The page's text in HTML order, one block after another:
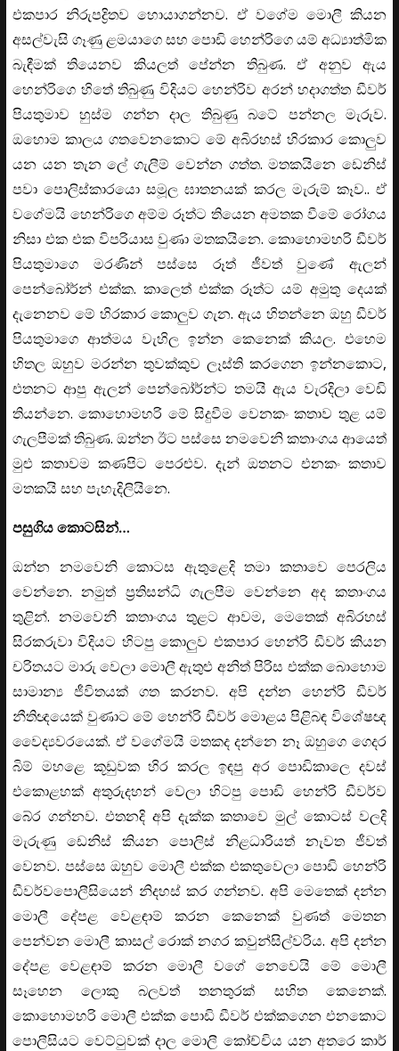
එකපාර නිරුපද්‍රිතව හොයාගන්නව. ඒ වගේම මොලී කියන
අසල්වැසි ගෑණු ළමයාගෙ සහ පොඩි හෙන්රිගෙ යම් අධ්‍යාත්මික
බැඳීමක් තියෙනව කියලත් පේන්න තිබුණ. ඒ අනුව ඇය
හෙන්රිගෙ හිතේ තිබුණු විදියට හෙන්රිව අරන් හදාගත්ත ඩීවර්
පියතුමාව හුස්ම ගන්න දාල තිබුණු බටේ පන්නල මැරුව.
ඔහොම කාලය ගතවෙනකොට මේ අබිරහස් හිරකාර කොලුව
යන යන තැන ලේ ගැලීම් වෙන්න ගත්ත. මතකයිනෙ ඩෙනිස්
පවා පොලිස්කාරයො සමූල ඝාතනයක් කරල මැරුම් කෑව.. ඒ
වගේමයි හෙන්රිගෙ අම්ම රූත්ට තියෙන අමතක වීමේ රෝගය
නිසා එක එක විපරියාස වුණා මතකයිනෙ. කොහොමහරි ඩීවර්
පියතුමාගෙ මරණින් පස්සෙ රූත් ජීවත් වුණේ ඇලන්
පෙන්බෝර්න් එක්ක. කාලෙත් එක්ක රූත්ට යම් අමුතු දෙයක්
දැනෙනව මේ හිරකාර කොලුව ගැන. ඇය හිතන්නෙ ඔහු ඩීවර්
පියතුමාගෙ ආත්මය වැහිල ඉන්න කෙනෙක් කියල. එහෙම
හිතල ඔහුව මරන්න තුවක්කුව ලෑස්ති කරගෙන ඉන්නකොට,
එතනට ආපු ඇලන් පෙන්බෝර්න්ට තමයි ඇය වැරදිලා වෙඩි
තියන්නෙ. කොහොමහරි මේ සිදුවීම වෙනකං කතාව තුළ යම්
ගැලපීමක් තිබුණ. ඔන්න ඊට පස්සෙ නමවෙනි කතාංගය ආයෙත්
මුළු කතාවම කණපිට පෙරළුව. දැන් ඔතනට එනකං කතාව
මතකයි සහ පැහැදිලියිනෙ.
පසුගිය කොටසින්…
ඔන්න නමවෙනි කොටස ඇතුළෙදි තමා කතාවෙ පෙරලිය
වෙන්නෙ. නමුත් ප්‍රතිසන්ධි ගැලපීම වෙන්නෙ අද කතාංගය
තුළින්. නමවෙනි කතාංගය තුළට ආවම, මෙතෙක් අබිරහස්
සිරකරුවා විදියට හිටපු කොලුව එකපාර හෙන්රි ඩීවර් කියන
චරිතයට මාරු වෙලා මොලී ඇතුළු අනිත් පිරිස එක්ක බොහොම
සාමාන්‍ය ජීවිතයක් ගත කරනව. අපි දන්න හෙන්රි ඩීවර්
නීතිඥයෙක් වුණාට මේ හෙන්රි ඩීවර් මොළය පිළිබඳ විශේෂඥ
වෛද්‍යවරයෙක්. ඒ වගේමයි මතකද දන්නෙ නෑ ඔහුගෙ ගෙදර
බිම් මහළෙ කූඩුවක හිර කරල ඉඳපු අර පොඩිකාලෙ දවස්
එකොළහක් අතුරුදහන් වෙලා හිටපු පොඩි හෙන්රි ඩීවර්ව
බේර ගන්නව. එතනදි අපි දැක්ක කතාවෙ මුල් කොටස් වලදි
මැරුණු ඩෙනිස් කියන පොලිස් නිළධාරියත් නැවත ජීවත්
වෙනව. පස්සෙ ඔහුව මොලී එක්ක එකතුවෙලා පොඩි හෙන්රි
ඩීවර්වපොලීසියෙන් නිදහස් කර ගන්නව. අපි මෙතෙක් දන්න
මොලී දේපළ වෙළඳාම් කරන කෙනෙක් වුණත් මෙතන
පෙන්වන මොලී කාසල්‍ රොක් නගර කවුන්සිල්වරිය. අපි දන්න
දේපළ වෙළඳාම් කරන මොලී වගේ නෙවෙයි මේ මොලී
සෑහෙන ලොකු බලවත් තනතුරක් සහිත කෙනෙක්.
කොහොමහරි මොලී එක්ක පොඩි ඩීවර් එක්කගෙන එනකොට
පොලීසියට වෙට්ටුවක් දාල මොලී කෝච්චිය යන අතරෙ කාර්